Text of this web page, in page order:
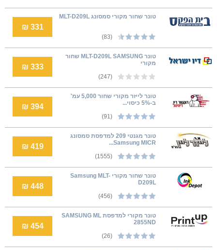
טונר שחור מקורי סמסונג MLT-D209L
(83)
331 ₪
טונר MLT-D209L SAMSUNG שחור
מקורי
(247)
333 ₪
טונר לייזר מקורי שחור 5,000 עמ'
ב-5% כיסוי...
(91)
394 ₪
טונר מגנטי 209 למדפסת סמסונג
Samsung MICR...
(1555)
419 ₪
טונר שחור מקורי Samsung MLT-
D209L
(456)
448 ₪
טונר מקורי למדפסת SAMSUNG ML
2855ND
(26)
454 ₪